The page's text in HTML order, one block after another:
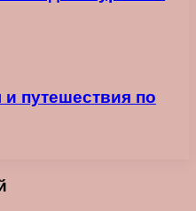
путешествия по